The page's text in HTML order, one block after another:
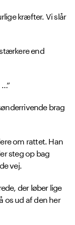
kræfter. Vi slår
end
brag
om rattet. Han
steg op bag
vej.
der løber lige
os ud af den her